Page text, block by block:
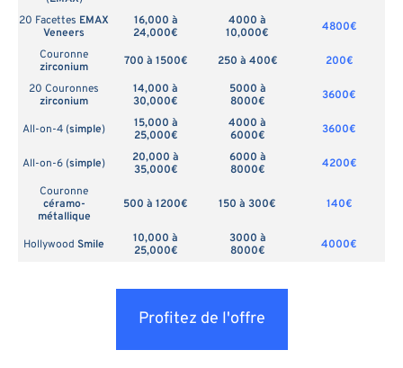
20 Facettes EMAX
Veneers
16,000 à
24,000€
4000 à
10,000€
4800€
Couronne
zirconium
700 à 1500€ 250 à 400€
200€
20 Couronnes
zirconium
14,000 à
30,000€
5000 à
8000€
3600€
All-on-4 (simple)
15,000 à
25,000€
4000 à
6000€
3600€
All-on-6 (simple)
20,000 à
35,000€
6000 à
8000€
4200€
Couronne
céramo-
métallique
500 à 1200€ 150 à 300€ 140€
Hollywood Smile
10,000 à
25,000€
3000 à
8000€
4000€
Profitez de l'offre